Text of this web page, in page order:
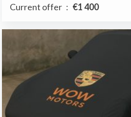
Current offer : €1 400